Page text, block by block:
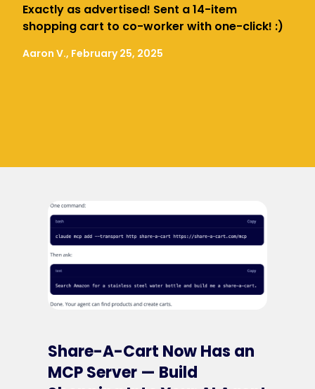
Exactly as advertised! Sent a 14-item
shopping cart to co-worker with one-click! :)
Aaron V., February 25, 2025
Share-A-Cart Now Has an
MCP Server — Build